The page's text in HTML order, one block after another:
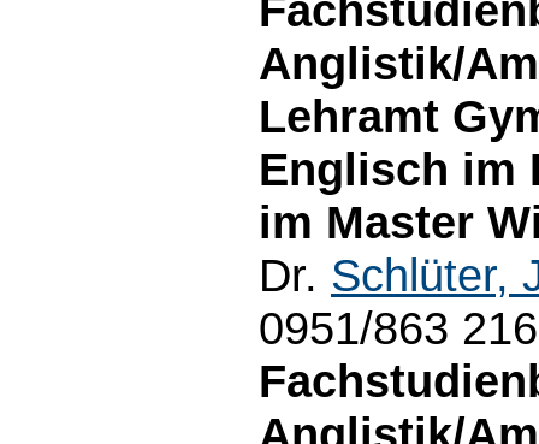
Anglistik/
Lehramt
Englisch im
im Master
Dr. Schlüter,
0951/863